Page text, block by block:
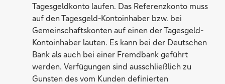
Tagesgeldkonto laufen. Das Referenzkonto muss
auf den Tagesgeld-Kontoinhaber bzw. bei
Gemeinschaftskonten auf einen der Tagesgeld-
Kontoinhaber lauten. Es kann bei der Deutschen
Bank als auch bei einer Fremdbank geführt
werden. Verfügungen sind ausschließlich zu
Gunsten des vom Kunden definierten